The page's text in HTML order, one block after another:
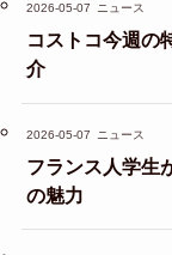
2026-05-07 ニュース
コストコ今週の
介
2026-05-07 ニュース
フランス人学生
の魅力